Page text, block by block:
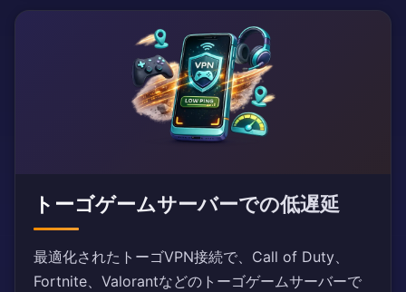
トーゴゲームサーバーでの低遅延
最適化されたトーゴVPN接続で、Call of Duty、
Fortnite、Valorantなどのトーゴゲームサーバーで